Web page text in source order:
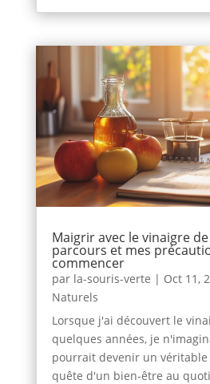
Maigrir avec le vinaigre
parcours et mes
commencer
par la-souris-verte | Oct 11,
Naturels
Lorsque j'ai découvert le
quelques années, je
pourrait devenir un véritable
quête d'un bien-être au